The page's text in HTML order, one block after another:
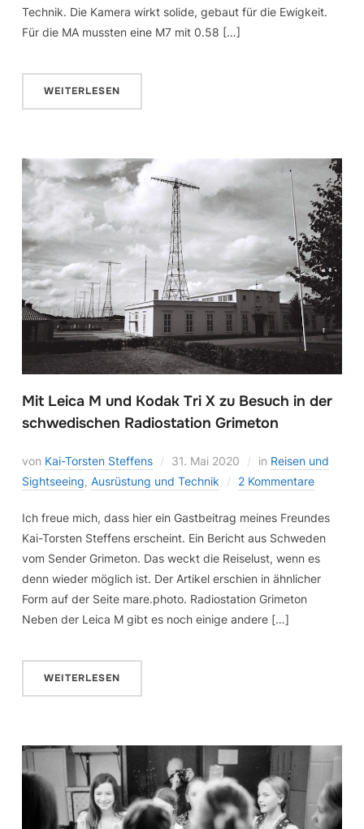
Technik. Die Kamera wirkt solide, gebaut für die Ewigkeit.
Für die MA mussten eine M7 mit 0.58 […]
WEITERLESEN
Mit Leica M und Kodak Tri X zu Besuch in der
schwedischen Radiostation Grimeton
von Kai-Torsten Steffens 31. Mai 2020 in Reisen und
Sightseeing, Ausrüstung und Technik 2 Kommentare
Ich freue mich, dass hier ein Gastbeitrag meines Freundes
Kai-Torsten Steffens erscheint. Ein Bericht aus Schweden
vom Sender Grimeton. Das weckt die Reiselust, wenn es
denn wieder möglich ist. Der Artikel erschien in ähnlicher
Form auf der Seite mare.photo. Radiostation Grimeton
Neben der Leica M gibt es noch einige andere […]
WEITERLESEN